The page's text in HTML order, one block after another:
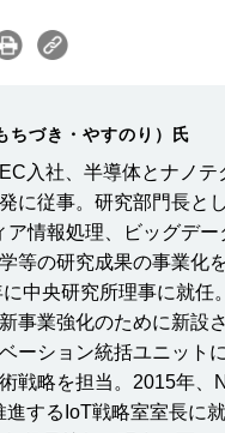
ちづき・やすのり）氏
入社、半導体とナノテ
に従事。研究部門長と
ア情報処理、ビッグデー
等の研究成果の事業化
に中央研究所理事に就任
事業強化のために新設
ーション統括ユニット
戦略を担当。2015年、
進するIoT戦略室室長に就